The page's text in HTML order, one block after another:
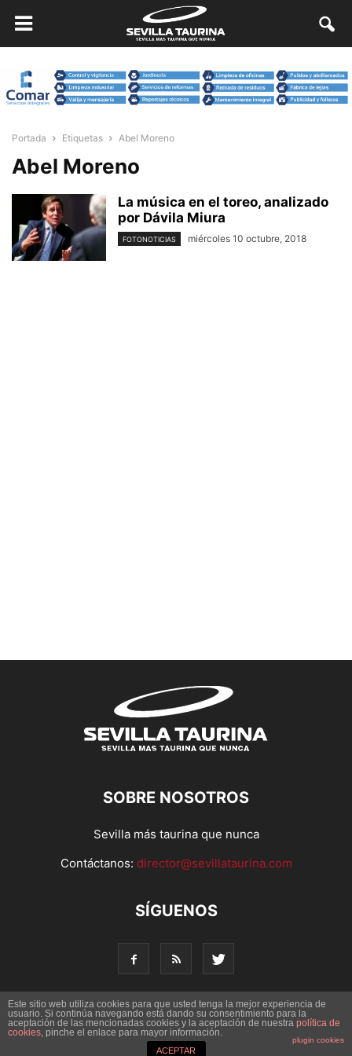
Portada Etiquetas Abel Moreno
Abel Moreno
La música en el toreo, analizado
por Dávila Miura
FOTONOTICIAS miércoles 10 octubre, 2018
SOBRE NOSOTROS
Sevilla más taurina que nunca
Contáctanos: director@sevillataurina.com
SÍGUENOS
© Copyright 2016 - Sevilla Taurina. Todos los derechos
reservados | Desarrollado por
Este sitio web utiliza cookies para que usted tenga la mejor experiencia de
usuario. Si continúa navegando está dando su consentimiento para la
aceptación de las mencionadas cookies y la aceptación de nuestra política de
cookies, pinche el enlace para mayor información.
plugin cookies
ACEPTAR